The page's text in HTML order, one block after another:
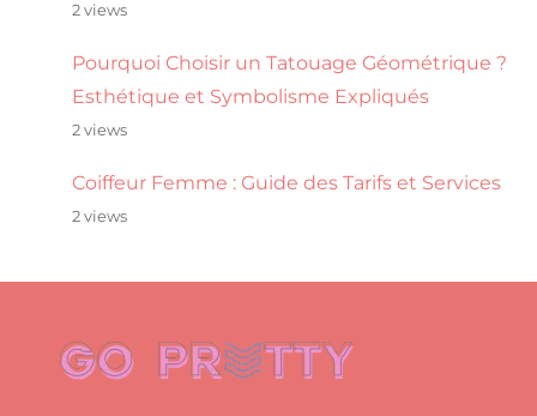
2 views
Pourquoi Choisir un Tatouage Géométrique ?
Esthétique et Symbolisme Expliqués
2 views
Coiffeur Femme : Guide des Tarifs et Services
2 views